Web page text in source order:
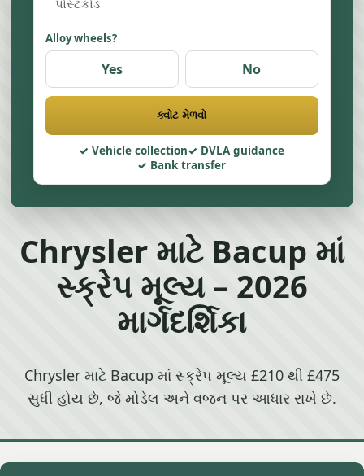
Alloy wheels?
Yes No
ક્વોટ મેળવો
Vehicle collection
DVLA guidance
Bank transfer
Chrysler માટે Bacup માં
સ્ક્રેપ મૂલ્ય – 2026
માર્ગદર્શિકા
Chrysler માટે Bacup માં સ્ક્રેપ મૂલ્ય £210 થી £475
સુધી હોય છે, જે મોડેલ અને વજન પર આધાર રાખે છે.